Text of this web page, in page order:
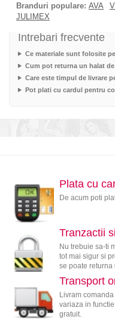
Branduri populare: AVA
JULIMEX
Intrebari frecvente
Ce materiale sunt folosite
Cum pot returna un halat de
Care este timpul de livrare
Pot plati cu cardul pentru
Plata cu
De acum poti
Tranzactii
Nu trebuie sa-ti
tot mai sigur si
se poate returna
Transport
Livram
variaza in
gratuit.